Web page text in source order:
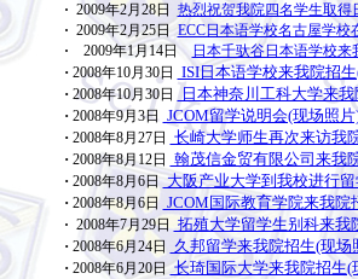
· 2009年2月28日 热烈祝贺我院四名学生取得
· 2009年2月25日 ECC日本语学校名古屋学
· 2009年1月14日 日本千驮谷日本语学校来
· 2008年10月30日
ISI日本语学校来我院招
· 2008年10月30日 日本神奈川工科大学来我
· 2008年9月3日 JCOM留学说明会(现场照片
· 2008年8月27日
长崎大学师生再次来访我
· 2008年8月12日
翰茂信金贸有限公司来我
· 2008年8月6日 大阪产业大学到我校进行
· 2008年8月6日 JCOM国际教育学院来我院
· 2008年7月29日
拓殖大学留学生别科来我
· 2008年6月24日
久邦留学来我院招生(现场
· 2008年6月20日 长琦国际大学来我院招生(